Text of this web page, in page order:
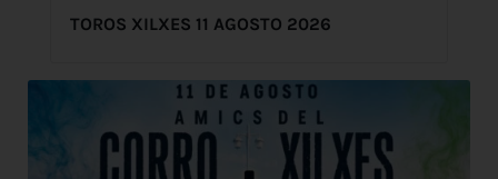
TOROS XILXES 11 AGOSTO 2026